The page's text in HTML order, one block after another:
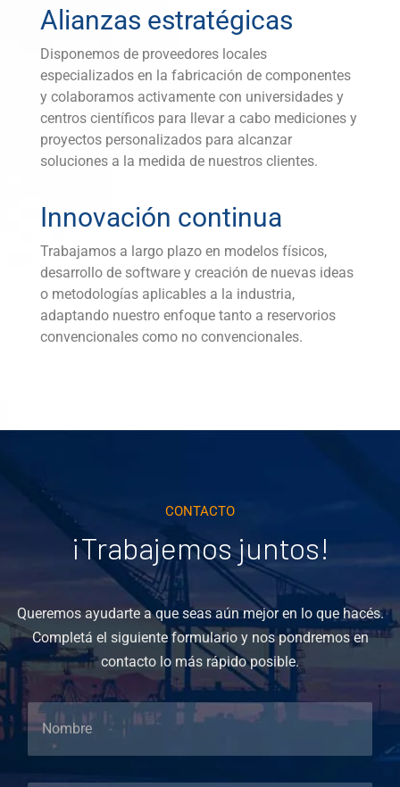
Alianzas estratégicas
Disponemos de proveedores locales
especializados en la fabricación de componentes
y colaboramos activamente con universidades y
centros científicos para llevar a cabo mediciones y
proyectos personalizados para alcanzar
soluciones a la medida de nuestros clientes.
Innovación continua
Trabajamos a largo plazo en modelos físicos,
desarrollo de software y creación de nuevas ideas
o metodologías aplicables a la industria,
adaptando nuestro enfoque tanto a reservorios
convencionales como no convencionales.
CONTACTO
¡Trabajemos juntos!
Queremos ayudarte a que seas aún mejor en lo que hacés.
Completá el siguiente formulario y nos pondremos en
contacto lo más rápido posible.